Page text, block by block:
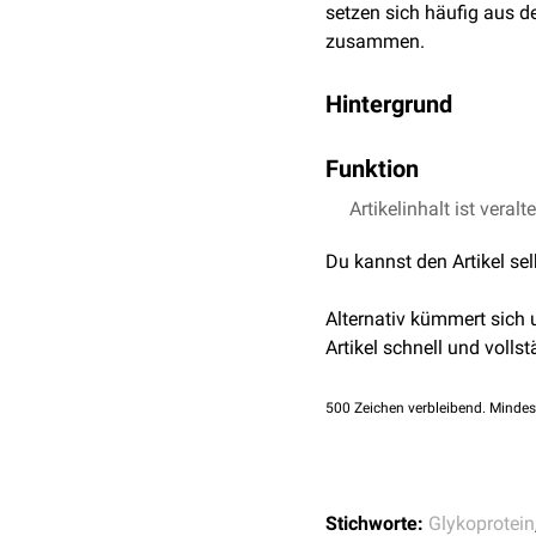
setzen sich häufig aus
zusammen.
Hintergrund
Zuckerreste auf. Die
AminosäurenSerin(o-
Thyreoidea-
Einige
Funktion
Glykoproteine können
zusammen mit
Artikelinhalt ist
Du kannst den Artikel
Alternativ kümmert sich
Artikel schnell und
500 Zeichen verbleibend.
Stichworte: Glykoprotein